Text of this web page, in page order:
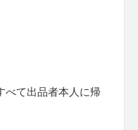
べて出品者本人に帰